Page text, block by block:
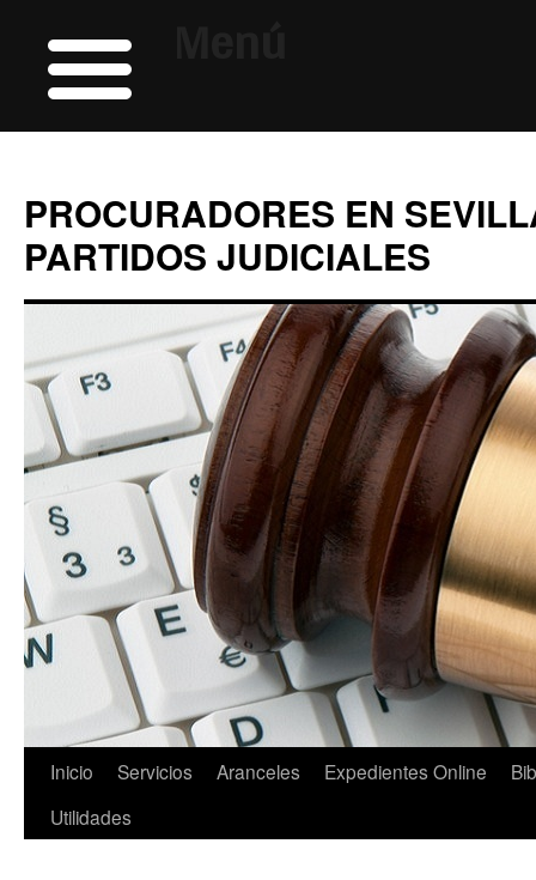
PROCURADORES EN
PARTIDOS JUDICIALES
Saltar
Inicio Servicios Aranceles Expedientes Online
Utilidades